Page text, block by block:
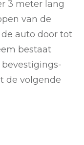
3 meter lang
van de
auto door tot
bestaat
de volgende